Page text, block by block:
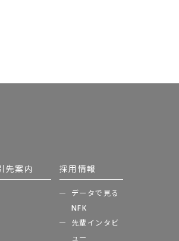
先案内 採用情報
データで見る
NFK
先輩インタビ
ュー